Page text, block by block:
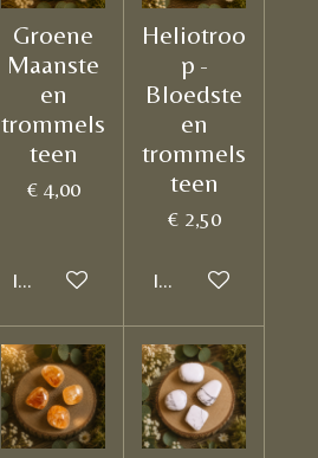
Groene
Maanste
en
trommels
teen
€ 4,00
In winkelwagen
Heliotroo
p -
Bloedste
en
trommels
teen
€ 2,50
In winkelwagen